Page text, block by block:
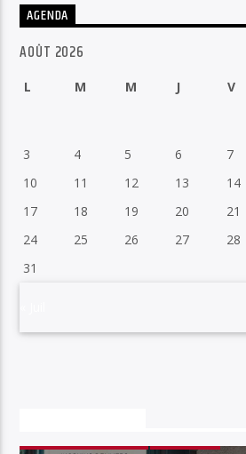
AGENDA
AOÛT 2026
L M M J V
3
4 5 6 7
10
11 12 13 14
17
18 19 20 21
24
25 26 27 28
31